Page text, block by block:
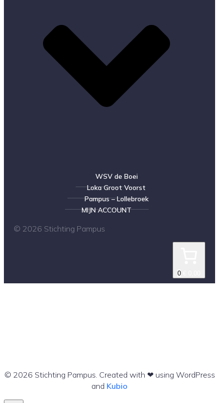
WSV de Boei
Loka Groot Voorst
Pampus – Lollebroek
MIJN ACCOUNT
© 2026 Stichting Pampus
0
© 2026 Stichting Pampus. Created with ❤ using WordPress
and Kubio